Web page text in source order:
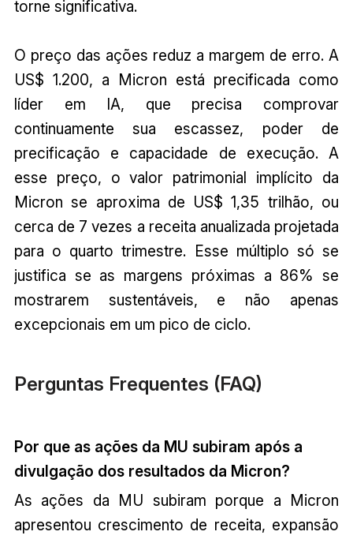
torne significativa.
O preço das ações reduz a margem de erro. A
US$ 1.200, a Micron está precificada como
líder em IA, que precisa comprovar
continuamente sua escassez, poder de
precificação e capacidade de execução. A
esse preço, o valor patrimonial implícito da
Micron se aproxima de US$ 1,35 trilhão, ou
cerca de 7 vezes a receita anualizada projetada
para o quarto trimestre. Esse múltiplo só se
justifica se as margens próximas a 86% se
mostrarem sustentáveis, e não apenas
excepcionais em um pico de ciclo.
Perguntas Frequentes (FAQ)
Por que as ações da MU subiram após a
divulgação dos resultados da Micron?
As ações da MU subiram porque a Micron
apresentou crescimento de receita, expansão